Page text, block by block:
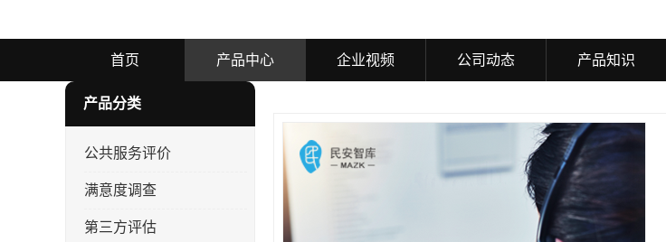
首页 产品中心 企业视频 公司动态 产品知识
产品分类
公共服务评价
满意度调查
第三方评估